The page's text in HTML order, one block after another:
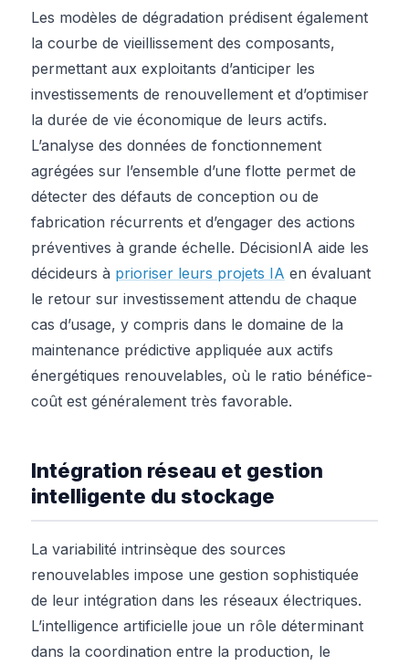
Les modèles de dégradation prédisent également
la courbe de vieillissement des composants,
permettant aux exploitants d’anticiper les
investissements de renouvellement et d’optimiser
la durée de vie économique de leurs actifs.
L’analyse des données de fonctionnement
agrégées sur l’ensemble d’une flotte permet de
détecter des défauts de conception ou de
fabrication récurrents et d’engager des actions
préventives à grande échelle. DécisionIA aide les
décideurs à prioriser leurs projets IA en évaluant
le retour sur investissement attendu de chaque
cas d’usage, y compris dans le domaine de la
maintenance prédictive appliquée aux actifs
énergétiques renouvelables, où le ratio bénéfice-
coût est généralement très favorable.
Intégration réseau et gestion
intelligente du stockage
La variabilité intrinsèque des sources
renouvelables impose une gestion sophistiquée
de leur intégration dans les réseaux électriques.
L’intelligence artificielle joue un rôle déterminant
dans la coordination entre la production, le